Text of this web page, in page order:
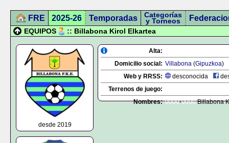
FRE 2025-26 Temporadas Categorías
y Torneos
EQUIPOS :: Billabona Kirol Elkartea
desde 2019
Alta:
Domicilio social: Villabona (Gipuzkoa)
Web y RRSS:
desconocida
Terrenos de juego:
Nombres: 0000-0000Billabona